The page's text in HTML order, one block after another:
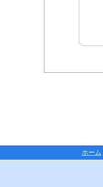
ホーム